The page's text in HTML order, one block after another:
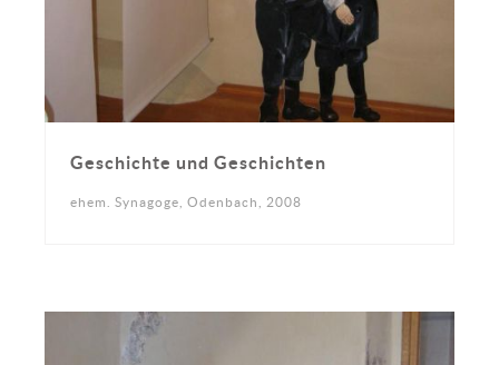
Geschichte und Geschichten
ehem. Synagoge, Odenbach, 2008